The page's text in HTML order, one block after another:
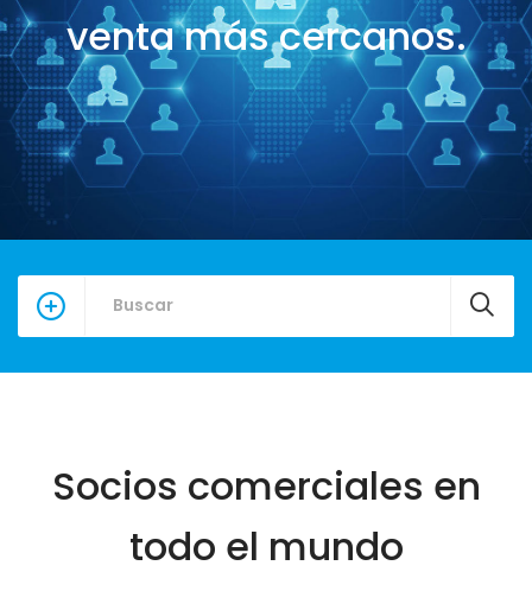
venta más cercanos.
Socios comerciales en
todo el mundo